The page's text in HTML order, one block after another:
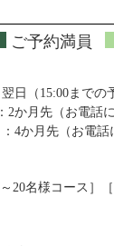
ご予約満員
翌日（15:00までの
2か月先（お電話
：4か月先（お電
20名様コース］